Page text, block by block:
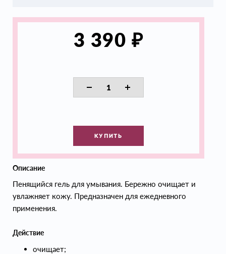
3 390 ₽
КУПИТЬ
Описание
Пенящийся гель для умывания. Бережно очищает и
увлажняет кожу. Предназначен для ежедневного
применения.
Действие
очищает;